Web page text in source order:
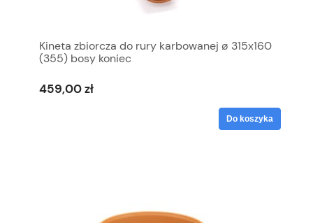
Kineta zbiorcza do rury karbowanej ø 315x160
(355) bosy koniec
459,00 zł
Do koszyka